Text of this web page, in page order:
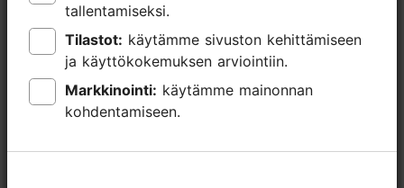
TripAdvisorissa® annetut arviot
tripadvisor rating 4.6 of 5 perustuu
Lue ja kirjoita kommentteja TripAdvisorissa
tallentamiseksi.
Tilastot:
ja käyttökokemuksen arviointiin.
Markkinointi:
kohdentamiseen.
tallentamiseksi.
Tilastot:
ja käyttökokemuksen arviointiin.
Markkinointi:
kohdentamiseen.